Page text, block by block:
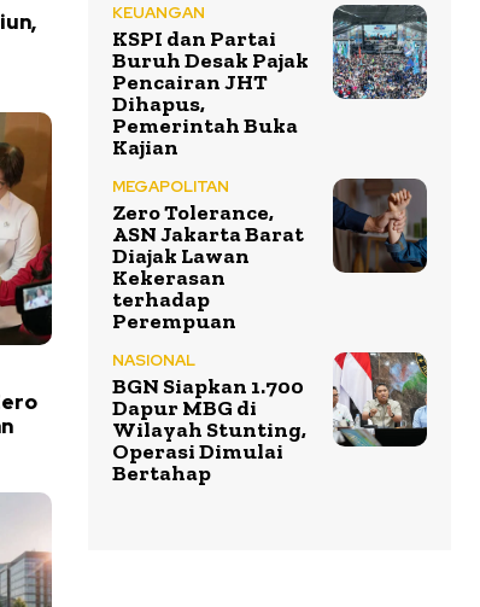
KEUANGAN
KSPI dan Partai
Buruh Desak Pajak
Pencairan JHT
Dihapus,
Pemerintah Buka
Kajian
MEGAPOLITAN
Zero Tolerance,
ASN Jakarta Barat
Diajak Lawan
Kekerasan
terhadap
Perempuan
NASIONAL
BGN Siapkan 1.700
Dapur MBG di
Wilayah Stunting,
Operasi Dimulai
Bertahap